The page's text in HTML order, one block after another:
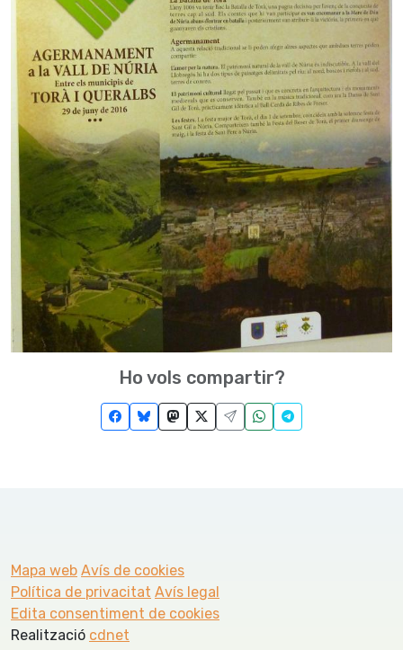
Ho vols compartir?
Mapa web Avís de cookies
Política de privacitat Avís legal
Edita consentiment de cookies
Realització cdnet